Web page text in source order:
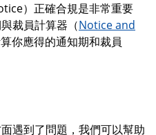
）正確合規是非常重要
裁員計算器（Notice and
你應得的通知期和裁員
遇到了問題，我們可以幫助